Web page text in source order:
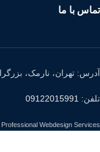
تماس با ما
آدرس: تهران، نارمک،
تلفن: 09122015991
Professional Webdesign Services